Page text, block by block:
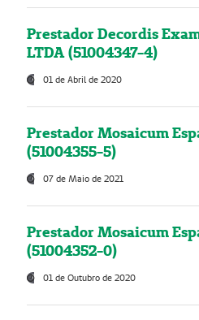
Prestador Decordis
LTDA (51004347-4)
01 de Abril de 2020
Prestador Mosaicum
(51004355-5)
07 de Maio de 2021
Prestador Mosaicum
(51004352-0)
01 de Outubro de 2020